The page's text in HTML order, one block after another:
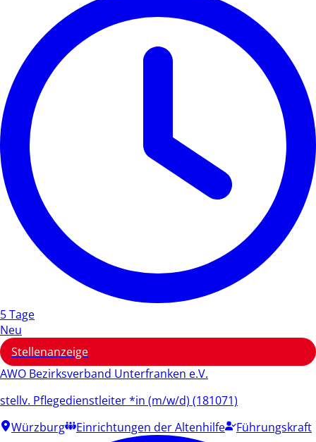
5 Tage
Neu
Stellenanzeige
AWO Bezirksverband Unterfranken e.V.
stellv. Pflegedienstleiter *in (m/w/d) (181071)
Würzburg
Einrichtungen der Altenhilfe Führungskraft